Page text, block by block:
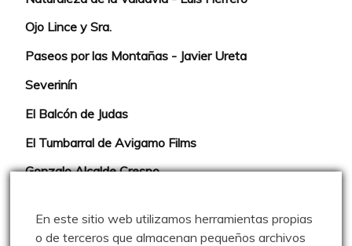
Ojo Lince y Sra.
Paseos por las Montañas - Javier Ureta
Severinín
El Balcón de Judas
El Tumbarral de Avigamo Films
Gonzalo Alcalde Crespo
Montaña en libertad
En este sitio web utilizamos herramientas propias
o de terceros que almacenan pequeños archivos